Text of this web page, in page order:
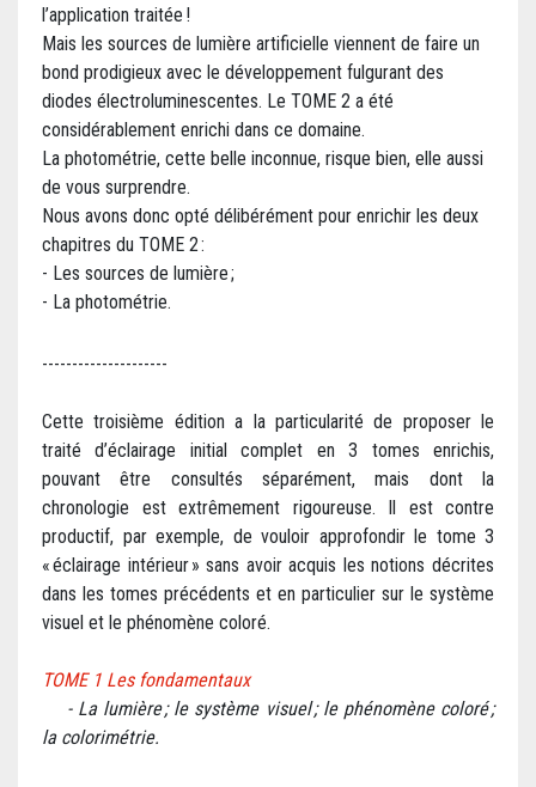
l’application traitée !
Mais les sources de lumière artificielle viennent de faire un
bond prodigieux avec le développement fulgurant des
diodes électroluminescentes. Le TOME 2 a été
considérablement enrichi dans ce domaine.
La photométrie, cette belle inconnue, risque bien, elle aussi
de vous surprendre.
Nous avons donc opté délibérément pour enrichir les deux
chapitres du TOME 2 :
- Les sources de lumière ;
- La photométrie.
---------------------
Cette troisième édition a la particularité de proposer le
traité d’éclairage initial complet en 3 tomes enrichis,
pouvant être consultés séparément, mais dont la
chronologie est extrêmement rigoureuse. Il est contre
productif, par exemple, de vouloir approfondir le tome 3
« éclairage intérieur » sans avoir acquis les notions décrites
dans les tomes précédents et en particulier sur le système
visuel et le phénomène coloré.
TOME 1 Les fondamentaux
- La lumière ; le système visuel ; le phénomène coloré ;
la colorimétrie.